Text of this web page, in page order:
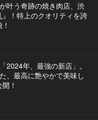
叶う奇跡の焼き肉店、渋
！特上のクオリティを誇
2024年、最強の新店」。
、最高に艶やかで美味し
！